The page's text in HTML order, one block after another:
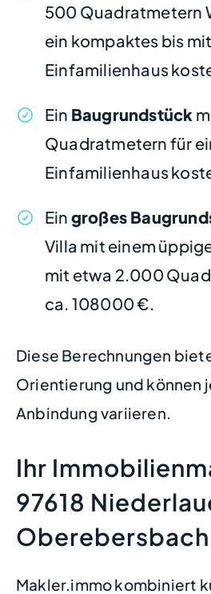
500 Quadratmetern
ein kompaktes bis
Einfamilienhaus
Ein Baugrundstück
Quadratmetern für
Einfamilienhaus
Ein großes
Villa mit einem
mit etwa 2.000
ca. 108000 €.
Diese Berechnungen
Orientierung und können
Anbindung variieren.
Ihr
97618
Oberebersbach
Makler.immo kombiniert